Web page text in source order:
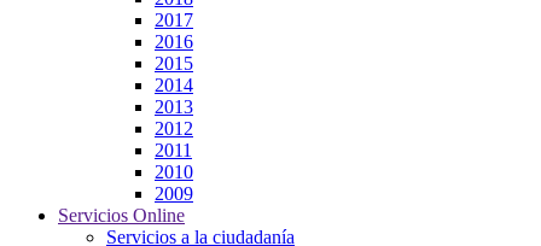
2017
2016
2015
2014
2013
2012
2011
2010
2009
Servicios Online
Servicios a la ciudadanía